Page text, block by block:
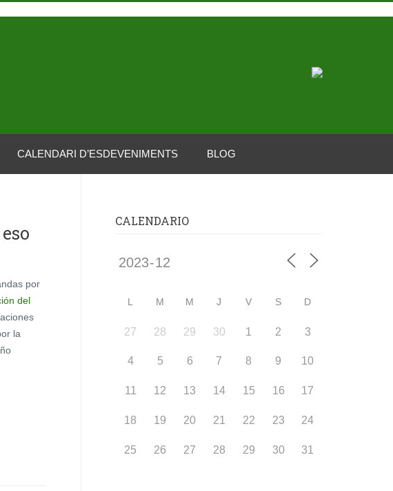
CALENDARI D’ESDEVENIMENTS BLOG
por
del
la
CALENDARIO
L M M J V S D
27 28 29 30 1 2 3
4 5 6 7 8 9 10
11 12 13 14 15 16 17
18 19 20 21 22 23 24
25 26 27 28 29 30 31